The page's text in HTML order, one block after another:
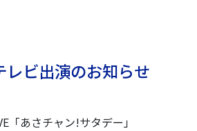
ビ出演のお知らせ
「あさチャン!サタデー」